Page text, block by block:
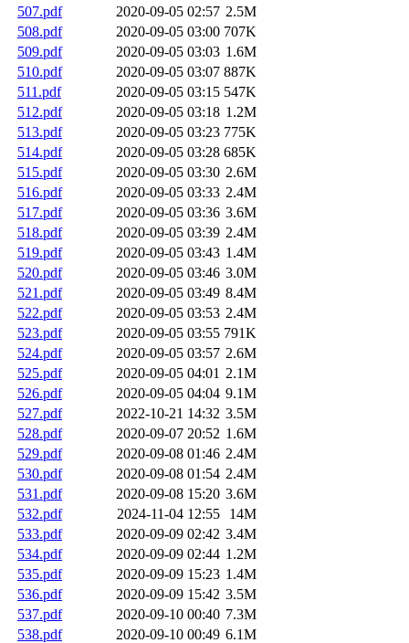
507.pdf
2020-09-05 02:57 2.5M
508.pdf
2020-09-05 03:00 707K
509.pdf
2020-09-05 03:03 1.6M
510.pdf
2020-09-05 03:07 887K
511.pdf
2020-09-05 03:15 547K
512.pdf
2020-09-05 03:18 1.2M
513.pdf
2020-09-05 03:23 775K
514.pdf
2020-09-05 03:28 685K
515.pdf
2020-09-05 03:30 2.6M
516.pdf
2020-09-05 03:33 2.4M
517.pdf
2020-09-05 03:36 3.6M
518.pdf
2020-09-05 03:39 2.4M
519.pdf
2020-09-05 03:43 1.4M
520.pdf
2020-09-05 03:46 3.0M
521.pdf
2020-09-05 03:49 8.4M
522.pdf
2020-09-05 03:53 2.4M
523.pdf
2020-09-05 03:55 791K
524.pdf
2020-09-05 03:57 2.6M
525.pdf
2020-09-05 04:01 2.1M
526.pdf
2020-09-05 04:04 9.1M
527.pdf
2022-10-21 14:32 3.5M
528.pdf
2020-09-07 20:52 1.6M
529.pdf
2020-09-08 01:46 2.4M
530.pdf
2020-09-08 01:54 2.4M
531.pdf
2020-09-08 15:20 3.6M
532.pdf
2024-11-04 12:55
14M
533.pdf
2020-09-09 02:42 3.4M
534.pdf
2020-09-09 02:44 1.2M
535.pdf
2020-09-09 15:23 1.4M
536.pdf
2020-09-09 15:42 3.5M
537.pdf
2020-09-10 00:40 7.3M
538.pdf
2020-09-10 00:49 6.1M